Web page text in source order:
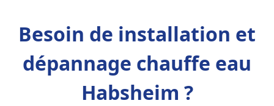
Besoin de installation et
dépannage chauffe eau
Habsheim ?